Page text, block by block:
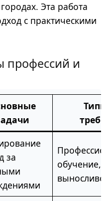
Эта работа
с практическими
профессий и
за
обучение,